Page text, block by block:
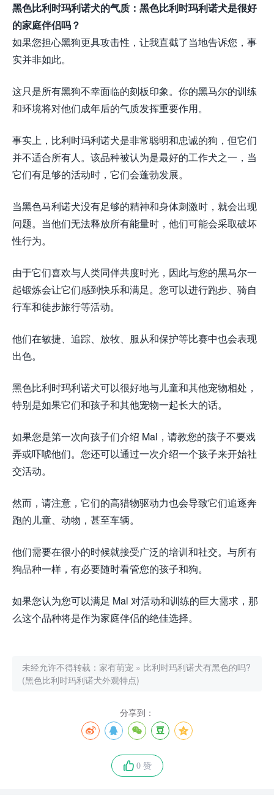
黑色比利时玛利诺犬的气质：黑色比利时玛利诺犬是很好
的家庭伴侣吗？
如果您担心黑狗更具攻击性，让我直截了当地告诉您，事
实并非如此。
这只是所有黑狗不幸面临的刻板印象。你的黑马尔的训练
和环境将对他们成年后的气质发挥重要作用。
事实上，比利时玛利诺犬是非常聪明和忠诚的狗，但它们
并不适合所有人。该品种被认为是最好的工作犬之一，当
它们有足够的活动时，它们会蓬勃发展。
当黑色马利诺犬没有足够的精神和身体刺激时，就会出现
问题。当他们无法释放所有能量时，他们可能会采取破坏
性行为。
由于它们喜欢与人类同伴共度时光，因此与您的黑马尔一
起锻炼会让它们感到快乐和满足。您可以进行跑步、骑自
行车和徒步旅行等活动。
他们在敏捷、追踪、放牧、服从和保护等比赛中也会表现
出色。
黑色比利时玛利诺犬可以很好地与儿童和其他宠物相处，
特别是如果它们和孩子和其他宠物一起长大的话。
如果您是第一次向孩子们介绍 Mal，请教您的孩子不要戏
弄或吓唬他们。您还可以通过一次介绍一个孩子来开始社
交活动。
然而，请注意，它们的高猎物驱动力也会导致它们追逐奔
跑的儿童、动物，甚至车辆。
他们需要在很小的时候就接受广泛的培训和社交。与所有
狗品种一样，有必要随时看管您的孩子和狗。
如果您认为您可以满足 Mal 对活动和训练的巨大需求，那
么这个品种将是作为家庭伴侣的绝佳选择。
未经允许不得转载： 家有萌宠 » 比利时玛利诺犬有黑色的吗?
(黑色比利时玛利诺犬外观特点)
分享到：
0 赞